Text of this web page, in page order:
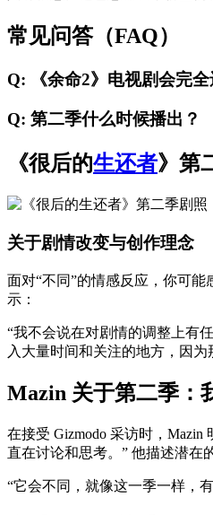
常见问答（FAQ）
Q: 《余命2》电视剧会完
Q: 第二季什么时候播出？
《很后的生还者》第
关于剧情改变与创作理念
面对“不同”的情感反应，你可能
示：
“我不会说在对剧情的调整上有
入大量时间和关注的地方，因
Mazin 关于第二季：
在接受 Gizmodo 采访时，
直在讨论和思考。” 他描述潜在
“它会不同，就像这一季一样，